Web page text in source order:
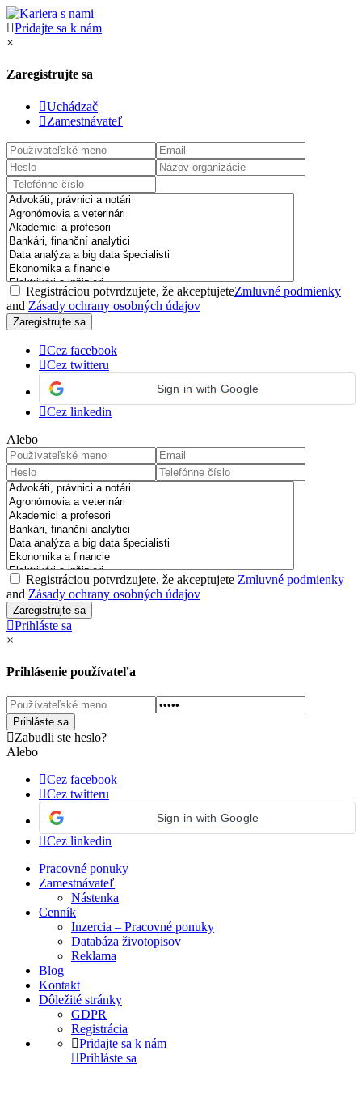
Pridajte sa k nám
×
Zaregistrujte sa
Uchádzač
Zamestnávateľ
Registráciou potvrdzujete, že akceptujeteZmluvné podmienky
and Zásady ochrany osobných údajov
Cez facebook
Cez twitteru
Sign in with Google
Cez linkedin
Alebo
Registráciou potvrdzujete, že akceptujete Zmluvné podmienky
and Zásady ochrany osobných údajov
Prihláste sa
×
Prihlásenie používateľa
Zabudli ste heslo?
Alebo
Cez facebook
Cez twitteru
Sign in with Google
Cez linkedin
Pracovné ponuky
Zamestnávateľ
Nástenka
Cenník
Inzercia – Pracovné ponuky
Databáza životopisov
Reklama
Blog
Kontakt
Dôležité stránky
GDPR
Registrácia
Pridajte sa k nám
Prihláste sa